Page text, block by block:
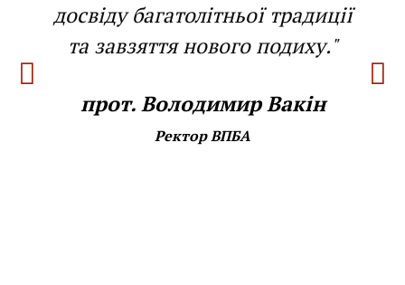
досвіду багатолітньої традиції
та завзяття нового подиху."
прот. Володимир Вакін
Ректор ВПБА